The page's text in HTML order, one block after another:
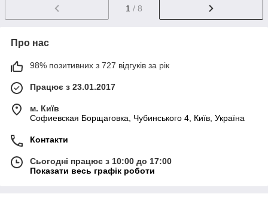
1 / 8
Про нас
98% позитивних з 727 відгуків за рік
Працює з 23.01.2017
м. Київ
Софиевская Борщаговка, Чубинського 4, Київ, Україна
Контакти
Сьогодні працює з 10:00 до 17:00
Показати весь графік роботи